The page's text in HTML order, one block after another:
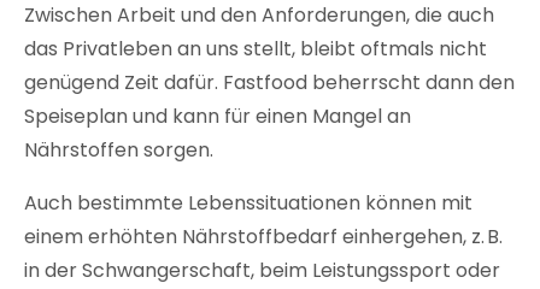
Zwischen Arbeit und den Anforderungen, die auch
das Privatleben an uns stellt, bleibt oftmals nicht
genügend Zeit dafür. Fastfood beherrscht dann den
Speiseplan und kann für einen Mangel an
Nährstoffen sorgen.
Auch bestimmte Lebenssituationen können mit
einem erhöhten Nährstoffbedarf einhergehen, z. B.
in der Schwangerschaft, beim Leistungssport oder